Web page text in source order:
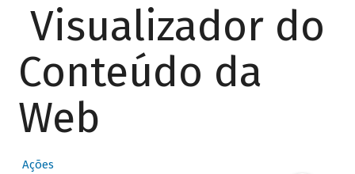
Visualizador do
Conteúdo da
Web
Ações